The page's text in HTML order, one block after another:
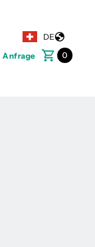
DE
Anfrage
0